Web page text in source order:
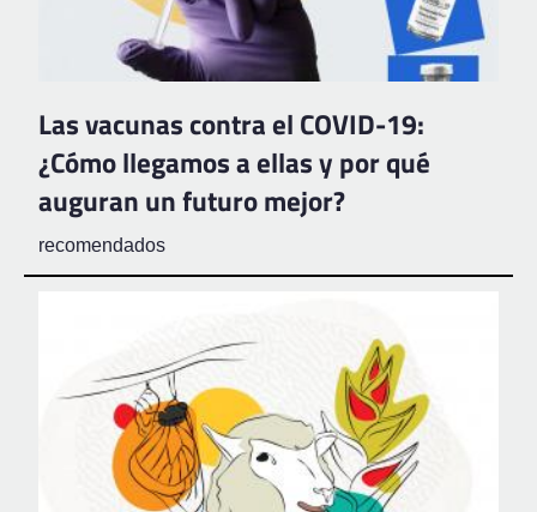
Las vacunas contra el COVID-19:
¿Cómo llegamos a ellas y por qué
auguran un futuro mejor?
recomendados